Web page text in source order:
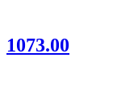
1073.00